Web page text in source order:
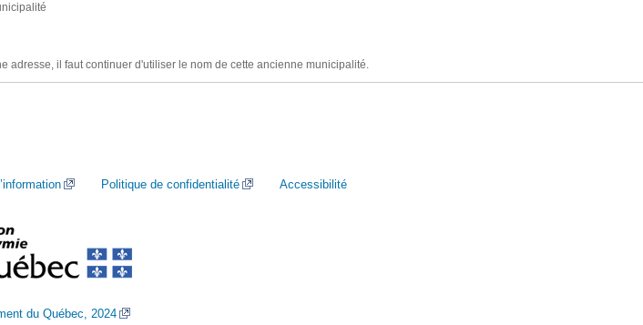
il faut continuer d'utiliser le nom de cette ancienne municipalité.
Politique de confidentialité Accessibilité
du Québec, 2024